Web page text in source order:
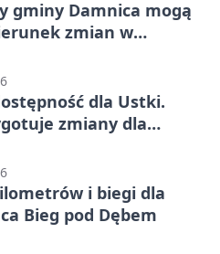
gminy Damnica mogą
zmian w
dla Ustki.
zmiany dla
i biegi dla
Bieg pod Dębem